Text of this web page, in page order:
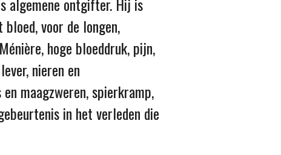
voor de longen,
hoge bloeddruk, pijn,
nieren en
maagzweren, spierkramp,
in het verleden die